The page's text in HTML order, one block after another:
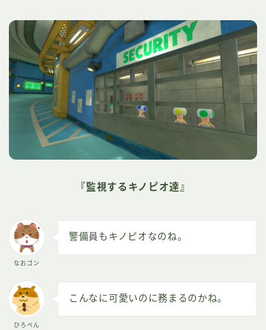
『監視するキノピオ達』
なおゴン
警備員もキノピオなのね。
ひろぺん
こんなに可愛いのに務まるのかね。